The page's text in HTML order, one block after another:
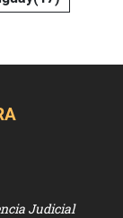
Judicial